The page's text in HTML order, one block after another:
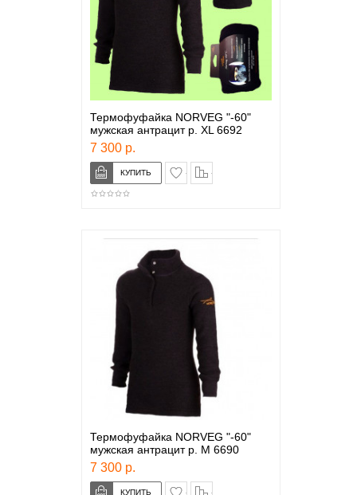
Термофуфайка NORVEG "-60"
мужская антрацит р. ХL 6692
7 300 р.
в закладки
Термофуфайка NORVEG "-60"
мужская антрацит р. М 6690
7 300 р.
в закладки